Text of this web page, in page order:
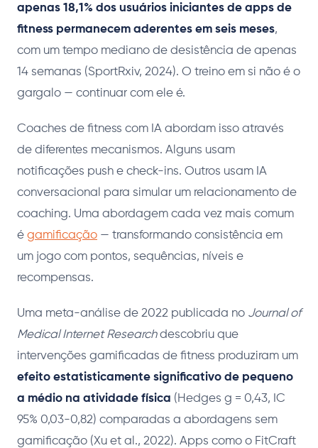
apenas 18,1% dos usuários iniciantes de apps de
fitness permanecem aderentes em seis meses,
com um tempo mediano de desistência de apenas
14 semanas (SportRxiv, 2024). O treino em si não é o
gargalo — continuar com ele é.
Coaches de fitness com IA abordam isso através
de diferentes mecanismos. Alguns usam
notificações push e check-ins. Outros usam IA
conversacional para simular um relacionamento de
coaching. Uma abordagem cada vez mais comum
é gamificação — transformando consistência em
um jogo com pontos, sequências, níveis e
recompensas.
Uma meta-análise de 2022 publicada no Journal of
Medical Internet Researchdescobriu que
intervenções gamificadas de fitness produziram um
efeito estatisticamente significativo de pequeno
a médio na atividade física (Hedges g = 0,43, IC
95% 0,03-0,82) comparadas a abordagens sem
gamificação (Xu et al., 2022). Apps como o FitCraft